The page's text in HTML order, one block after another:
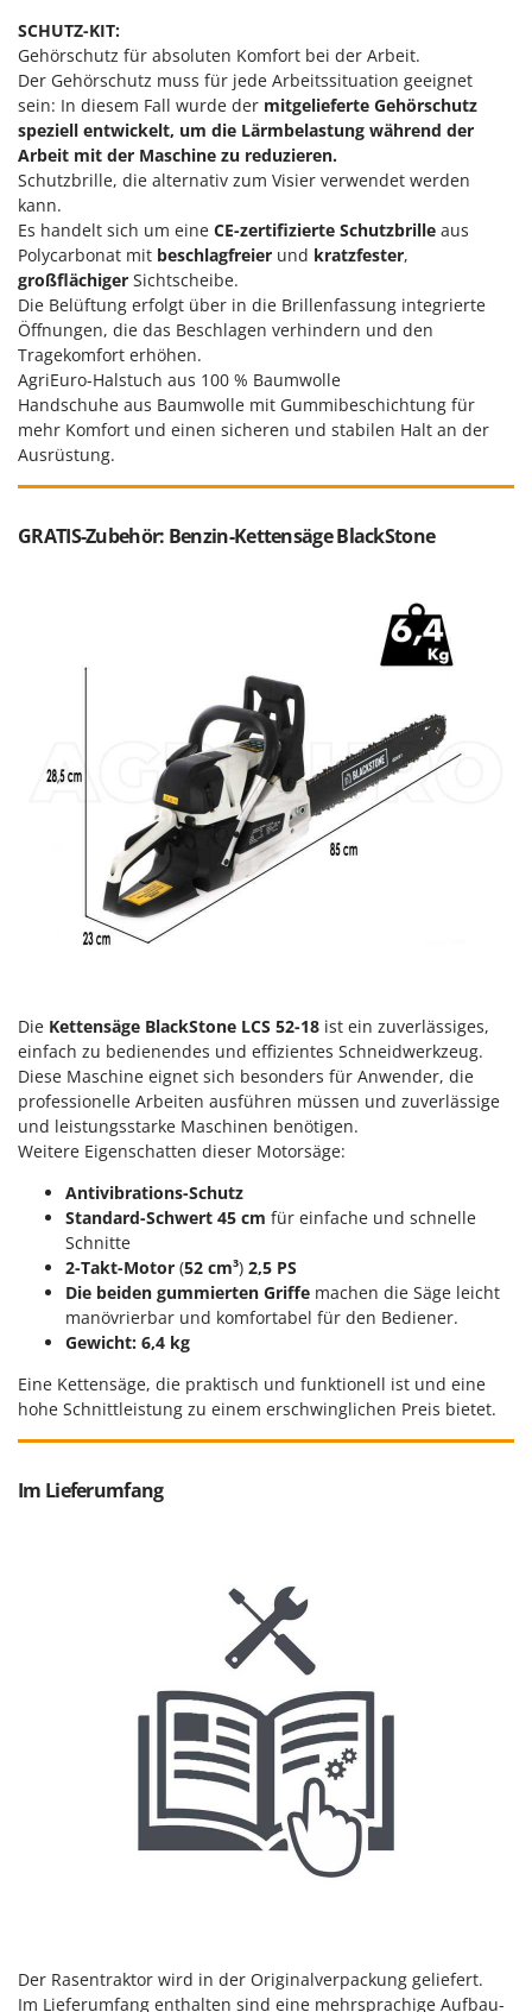
SCHUTZ-KIT:
Gehörschutz für absoluten Komfort bei der Arbeit.
Der Gehörschutz muss für jede Arbeitssituation geeignet
sein: In diesem Fall wurde der mitgelieferte Gehörschutz
speziell entwickelt, um die Lärmbelastung während der
Arbeit mit der Maschine zu reduzieren.
Schutzbrille, die alternativ zum Visier verwendet werden
kann.
Es handelt sich um eine CE-zertifizierte Schutzbrille aus
Polycarbonat mit beschlagfreier und kratzfester,
großflächiger Sichtscheibe.
Die Belüftung erfolgt über in die Brillenfassung integrierte
Öffnungen, die das Beschlagen verhindern und den
Tragekomfort erhöhen.
AgriEuro-Halstuch aus 100 % Baumwolle
Handschuhe aus Baumwolle mit Gummibeschichtung für
mehr Komfort und einen sicheren und stabilen Halt an der
Ausrüstung.
GRATIS-Zubehör: Benzin-Kettensäge BlackStone
Die Kettensäge BlackStone LCS 52-18 ist ein zuverlässiges,
einfach zu bedienendes und effizientes Schneidwerkzeug.
Diese Maschine eignet sich besonders für Anwender, die
professionelle Arbeiten ausführen müssen und zuverlässige
und leistungsstarke Maschinen benötigen.
Weitere Eigenschatten dieser Motorsäge:
Antivibrations-Schutz
Standard-Schwert 45 cm für einfache und schnelle
Schnitte
2-Takt-Motor (52 cm³) 2,5 PS
Die beiden gummierten Griffe machen die Säge leicht
manövrierbar und komfortabel für den Bediener.
Gewicht: 6,4 kg
Eine Kettensäge, die praktisch und funktionell ist und eine
hohe Schnittleistung zu einem erschwinglichen Preis bietet.
Im Lieferumfang
Der Rasentraktor wird in der Originalverpackung geliefert.
Im Lieferumfang enthalten sind eine mehrsprachige Aufbau-